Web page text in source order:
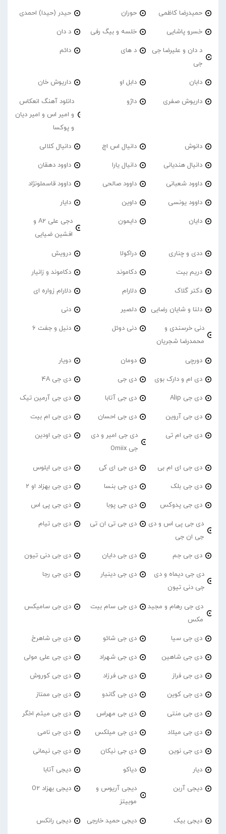
حمیدرضا کاظمی حوران حیدر (حیدا) احمدی
خسرو پاشایی خلسه و بیگ رفی د دان
د دان و علیرضا جی
جی
د های دائم
دابان دابل او داریوش خان
داریوش صفری داژو
دانلود آهنگ انعکاس
و امیر اس و امیر دیان
و پوکسا
دانوش دانیال اس اچ دانیال کلالی
دانیال هندیانی دانیال یارا داوود دهقان
داوود شعبانی داوود صالحی داوود قاسملونژاد
داوود یونسی داوین دایار
دایان دایمون
دجی علی A2 و
افشین ضیایی
ددی و چناری دراکولا درویش
دریم بیت دکاموند دکاموند و زانیار
دکتر گلاک دلارام دلارام زواره ای
دلتا و شایان رضایی دلصیر دنی
دنی خرسندی و
محمدرضا شجریان
دنی دوئل دنیل و جفت 6
دورچی دومان دویار
دی ام و دارک بوی دی جی دی جی 4A
دی جی Alip دی جی آتابا دی جی آرمین تیک
دی جی آروین دی جی احسان دی جی ام بیت
دی جی ام تی
دی جی امیر و دی
جی Omiix
دی جی اودین
دی جی ای ام بی دی جی ای کی دی جی ایلوس
دی جی بلک دی جی بنسا دی جی بهزاد او 2
دی جی پدوکس دی جی پوبا دی جی پی اس
دی جی پی اس و دی
جی ان جی
دی جی تی ان تی دی جی تیام
دی جی جم دی جی دایان دی جی دنی تیون
دی جی دیماه و دی
جی دنی تیون
دی جی دینیار دی جی رجا
دی جی رهام و مجید
مکس
دی جی سام بیت دی جی سامیکس
دی جی سیا دی جی شائو دی جی شاهرخ
دی جی شاهین دی جی شهراد دی جی علی مولی
دی جی فراز دی جی فرزاد دی جی کوروش
دی جی کوین دی جی گاندو دی جی ممتاز
دی جی منتی دی جی مهراس دی جی میثم اخگر
دی جی میلاد دی جی میلکس دی جی نامی
دی جی نوین دی جی نیکان دی جی نیمانی
دیار دیاکو دیجی آتابا
دیجی آربن
دیجی آریوس و
موبیتز
دیجی بهزاد O2
دیجی بیک دیجی حمید خارجی دیجی رانکس